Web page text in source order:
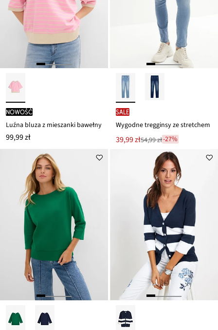
nowość
Luźna bluza z mieszanki bawełny
99,99 zł
SALE
Wygodne tregginsy ze stretchem
Nowa
cena
39,99 zł
Przeceniono
54,99 zł-27%